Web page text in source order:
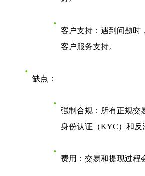
客户支持 ：遇到问题
客户服务支持。
缺点 ：
强制合规 ：所有正规
身份认证（KYC）和反
费用 ：交易和提现过程